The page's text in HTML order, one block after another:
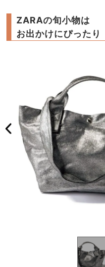
ZARAの旬小物は
お出かけにぴったり